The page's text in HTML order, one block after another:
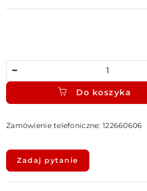
Do koszyka
Zamówienie telefoniczne: 122660606
Dostępność
dostawa
Zadaj pytanie